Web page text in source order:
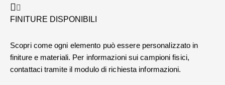
FINITURE DISPONIBILI
Scopri come ogni elemento può essere personalizzato in
finiture e materiali. Per informazioni sui campioni fisici,
contattaci tramite il modulo di richiesta informazioni.